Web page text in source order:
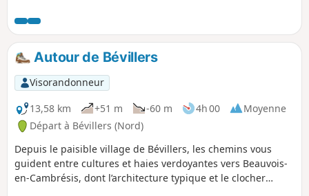
briques rouges ponctuent le paysage. En poursuivant, les
sentiers serpentent entre champs dorés et haies
verdoyantes jusqu’à Saint-Vaast-en-Cambrésis, havre de
tranquillité aux ruelles pittoresques. Entre nature
généreuse et authenticité villageoise, ce parcours invite à
ralentir, respirer et savourer toute la douceur de la région.
Autour de Bévillers
Visorandonneur
13,58 km
+51 m -60 m 4h 00
Moyenne
Départ à Bévillers (Nord)
Depuis le paisible village de Bévillers, les chemins vous
guident entre cultures et haies verdoyantes vers Beauvois-
en-Cambrésis, dont l’architecture typique et le clocher